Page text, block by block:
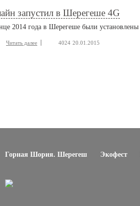
запустил в Шерегеше 4G
2014 года в Шерегеше были установлены
Читать далее о Билайн запустил в Шерегеше 4G
4024 20.01.2015
Горная Шория. Шерегеш Экофест